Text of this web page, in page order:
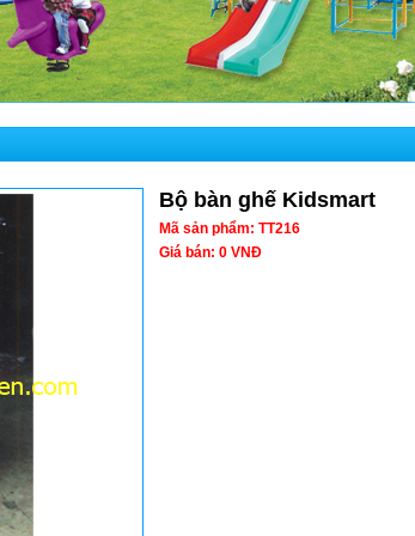
Bộ bàn ghế Kidsmart
Mã sản phẩm: TT216
Giá bán: 0 VNĐ